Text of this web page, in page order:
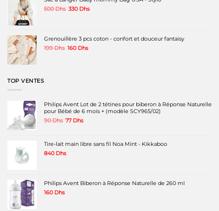
500Dhs Le
500 Dhs.
330 DhsLe
Grenouillère 3 pcs coton - confort et douceur fantaisy
199Dhs Le
160 DhsLe
TOP VENTES
Philips Avent Lot de 2 tétines pour biberon à Réponse Naturelle
pour Bébé de 6 mois + (modèle SCY965/02)
90Dhs Le
était :
90 Dhs.
77 DhsLe
est :
77 Dhs.
Tire-lait main libre sans fil Noa Mint - Kikkaboo
840 Dhs
Philips Avent Biberon à Réponse Naturelle de 260 ml
160 Dhs